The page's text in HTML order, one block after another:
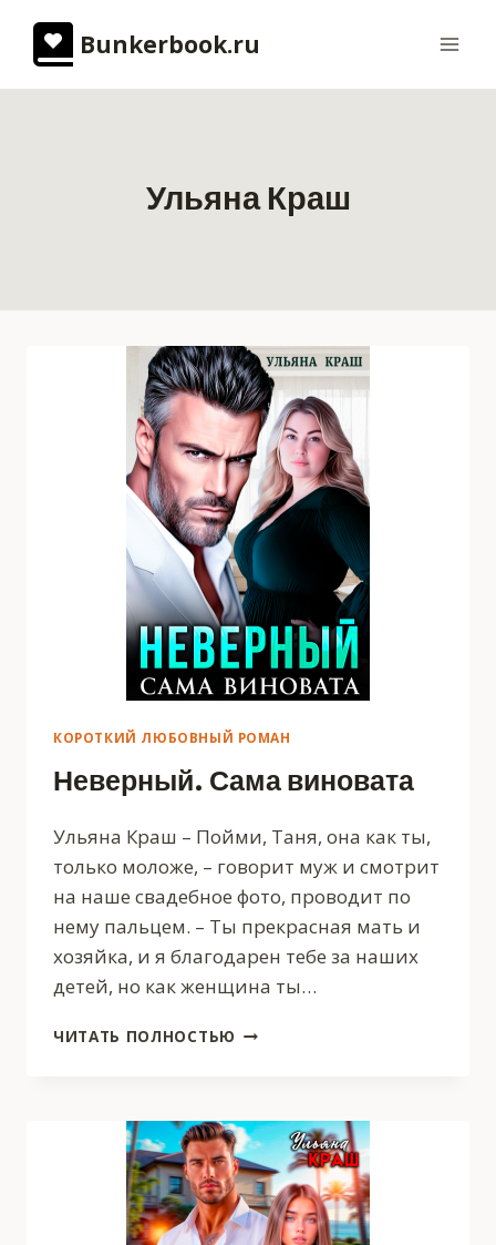
содержимому
Bunkerbook.ru
Ульяна Краш
КОРОТКИЙ ЛЮБОВНЫЙ РОМАН
Неверный. Сама виновата
Ульяна Краш – Пойми, Таня, она как ты,
только моложе, – говорит муж и смотрит
на наше свадебное фото, проводит по
нему пальцем. – Ты прекрасная мать и
хозяйка, и я благодарен тебе за наших
детей, но как женщина ты…
ЧИТАТЬ ПОЛНОСТЬЮ НЕВЕРНЫЙ.